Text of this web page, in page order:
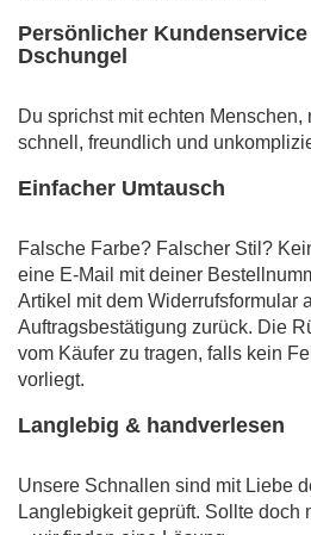
Persönlicher
Dschungel
Du sprichst mit echten Menschen,
schnell, freundlich und
Einfacher Umtausch
Falsche Farbe? Falscher Stil?
eine E-Mail mit deiner
Artikel mit dem Widerrufsformular
Auftragsbestätigung zurück. Die
vom Käufer zu tragen, falls kein
vorliegt.
Langlebig & handverlesen
Unsere Schnallen sind mit Liebe
Langlebigkeit geprüft. Sollte doch